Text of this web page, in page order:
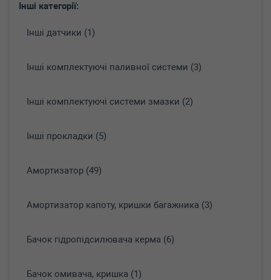
Інші категорії:
Інші датчики (1)
Інші комплектуючі паливної системи (3)
Інші комплектуючі системи змазки (2)
Інші прокладки (5)
Амортизатор (49)
Амортизатор капоту, кришки багажника (3)
Бачок гідропідсилювача керма (6)
Бачок омивача, кришка (1)